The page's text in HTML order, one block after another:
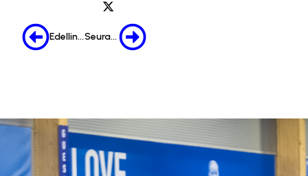
Edellinen Seuraava